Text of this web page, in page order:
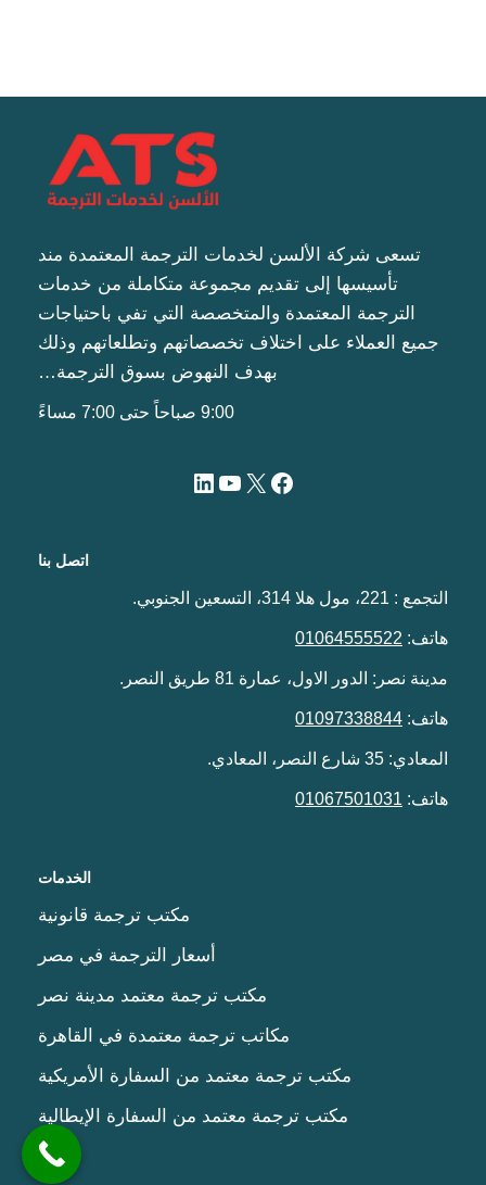
تسعى شركة الألسن لخدمات الترجمة المعتمدة مند
تأسيسها إلى تقديم مجموعة متكاملة من خدمات
الترجمة المعتمدة والمتخصصة التي تفي باحتياجات
جميع العملاء على اختلاف تخصصاتهم وتطلعاتهم وذلك
بهدف النهوض بسوق الترجمة…
اتصل بنا
التجمع : 221، مول هلا 314، التسعين الجنوبي.
هاتف: 01064555522
مدينة نصر: الدور الاول، عمارة 81 طريق النصر.
هاتف: 01097338844
المعادي: 35 شارع النصر، المعادي.
هاتف: 01067501031
الخدمات
مكتب ترجمة قانونية
أسعار الترجمة في مصر
مكتب ترجمة معتمد مدينة نصر
مكاتب ترجمة معتمدة في القاهرة
مكتب ترجمة معتمد من السفارة الأمريكية
مكتب ترجمة معتمد من السفارة الإيطالية